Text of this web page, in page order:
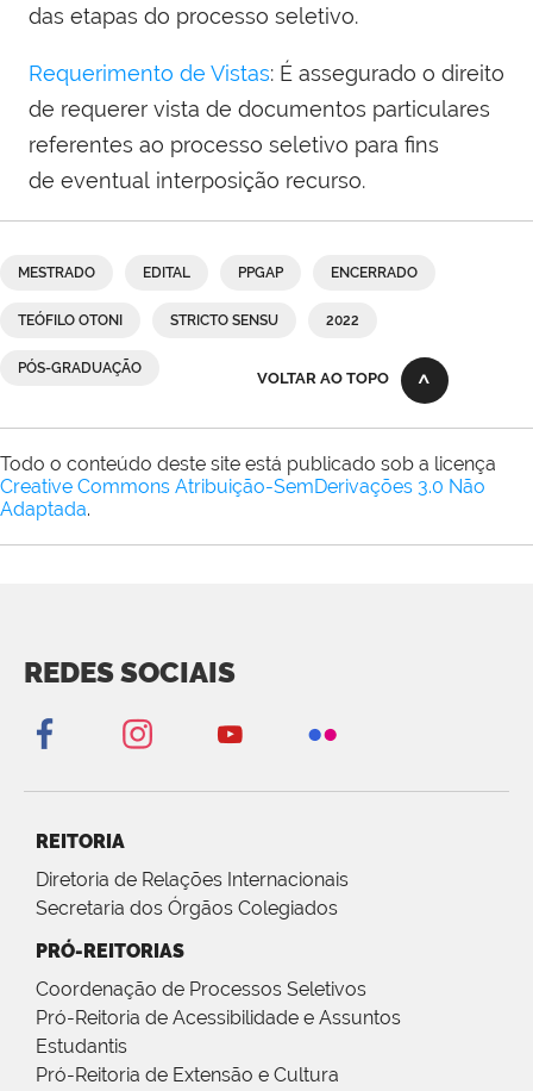
das etapas do processo seletivo.
Requerimento de Vistas: É assegurado o direito
de requerer vista de documentos particulares
referentes ao processo seletivo para fins
de eventual interposição recurso.
MESTRADO EDITAL PPGAP ENCERRADO
TEÓFILO OTONI STRICTO SENSU 2022
PÓS-GRADUAÇÃO
VOLTAR AO TOPO
Todo o conteúdo deste site está publicado sob a licença
Creative Commons Atribuição-SemDerivações 3.0 Não
Adaptada.
REDES SOCIAIS
REITORIA
Diretoria de Relações Internacionais
Secretaria dos Órgãos Colegiados
PRÓ-REITORIAS
Coordenação de Processos Seletivos
Pró-Reitoria de Acessibilidade e Assuntos
Estudantis
Pró-Reitoria de Extensão e Cultura